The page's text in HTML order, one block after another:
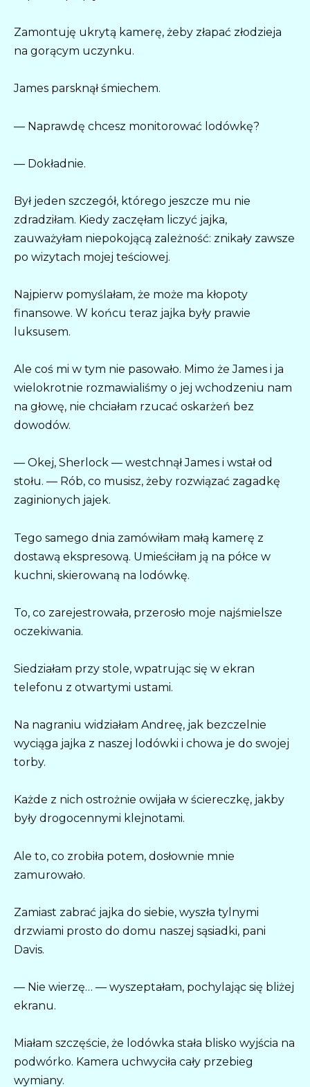
Zamontuję ukrytą kamerę, żeby złapać złodzieja
na gorącym uczynku.
James parsknął śmiechem.
— Naprawdę chcesz monitorować lodówkę?
— Dokładnie.
Był jeden szczegół, którego jeszcze mu nie
zdradziłam. Kiedy zaczęłam liczyć jajka,
zauważyłam niepokojącą zależność: znikały zawsze
po wizytach mojej teściowej.
Najpierw pomyślałam, że może ma kłopoty
finansowe. W końcu teraz jajka były prawie
luksusem.
Ale coś mi w tym nie pasowało. Mimo że James i ja
wielokrotnie rozmawialiśmy o jej wchodzeniu nam
na głowę, nie chciałam rzucać oskarżeń bez
dowodów.
— Okej, Sherlock — westchnął James i wstał od
stołu. — Rób, co musisz, żeby rozwiązać zagadkę
zaginionych jajek.
Tego samego dnia zamówiłam małą kamerę z
dostawą ekspresową. Umieściłam ją na półce w
kuchni, skierowaną na lodówkę.
To, co zarejestrowała, przerosło moje najśmielsze
oczekiwania.
Siedziałam przy stole, wpatrując się w ekran
telefonu z otwartymi ustami.
Na nagraniu widziałam Andreę, jak bezczelnie
wyciąga jajka z naszej lodówki i chowa je do swojej
torby.
Każde z nich ostrożnie owijała w ściereczkę, jakby
były drogocennymi klejnotami.
Ale to, co zrobiła potem, dosłownie mnie
zamurowało.
Zamiast zabrać jajka do siebie, wyszła tylnymi
drzwiami prosto do domu naszej sąsiadki, pani
Davis.
— Nie wierzę… — wyszeptałam, pochylając się bliżej
ekranu.
Miałam szczęście, że lodówka stała blisko wyjścia na
podwórko. Kamera uchwyciła cały przebieg
wymiany.